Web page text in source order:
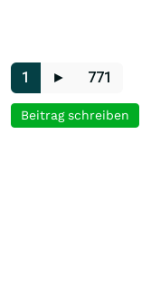
1 ► 771
Beitrag schreiben